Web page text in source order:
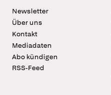
Newsletter
Über uns
Kontakt
Mediadaten
Abo kündigen
RSS-Feed